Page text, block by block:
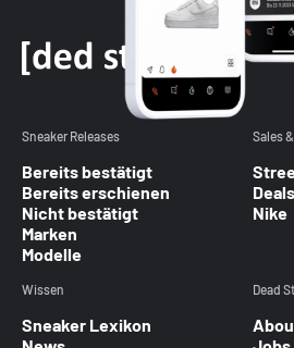
Sneaker Releases
Bereits bestätigt
Bereits erschienen
Nicht bestätigt
Marken
Modelle
Sales
Deals
Nike
Wissen
Sneaker Lexikon
Dead